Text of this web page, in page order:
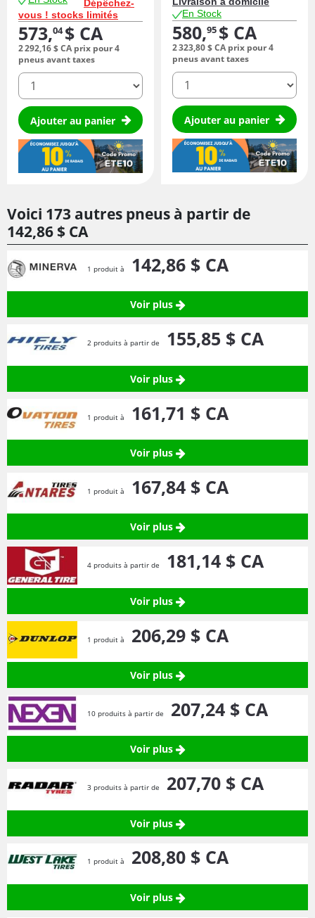
Dépêchez-
vous ! stocks limités
573,04$ CA
2 292,16$ CA prix pour 4
pneus avant taxes
quantité
Ajouter au panier
En Stock
580,95 $ CA
2 323,80$ CA prix pour 4
pneus avant taxes
quantité
Ajouter au panier
Voici 173 autres pneus à partir de
142,86 $ CA
1 produit à 142,86 $ CA
Voir plus
2 produits à partir de 155,85 $ CA
Voir plus
1 produit à 161,71 $ CA
Voir plus
1 produit à 167,84 $ CA
Voir plus
4 produits à partir de 181,14 $ CA
Voir plus
1 produit à 206,29 $ CA
Voir plus
10 produits à partir de 207,24 $ CA
Voir plus
3 produits à partir de 207,70 $ CA
Voir plus
1 produit à 208,80 $ CA
Voir plus